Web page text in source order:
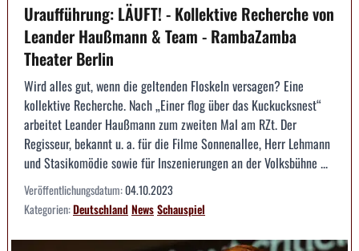
Uraufführung: LÄUFT! - Kollektive Recherche von
Leander Haußmann & Team - RambaZamba
Theater Berlin
Wird alles gut, wenn die geltenden Floskeln versagen? Eine
kollektive Recherche. Nach „Einer flog über das Kuckucksnest“
arbeitet Leander Haußmann zum zweiten Mal am RZt. Der
Regisseur, bekannt u. a. für die Filme Sonnenallee, Herr Lehmann
und Stasikomödie sowie für Inszenierungen an der Volksbühne ...
Veröffentlichungsdatum:04.10.2023
Kategorien:DeutschlandNewsSchauspiel